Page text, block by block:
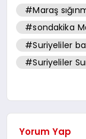
#Maraş
#sondakika
#Suriyeliler
#Suriyeliler
Yorum Yap